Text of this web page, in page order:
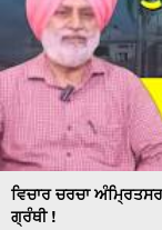
ਵਿਚਾਰ ਚਰਚਾ
ਗ੍ਰੰਥੀ !